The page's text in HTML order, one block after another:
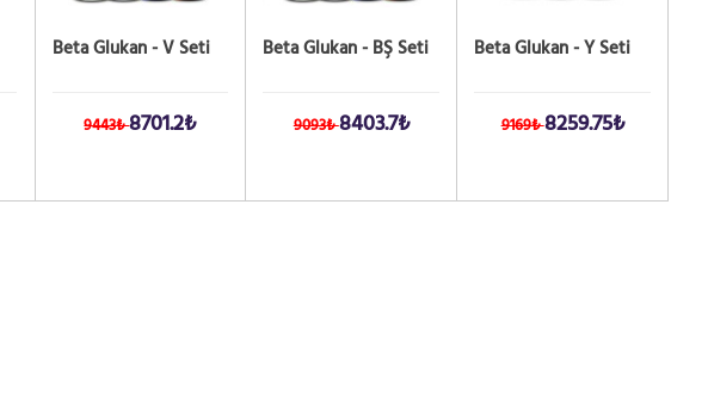
Beta Glukan - V Seti
9443₺8701.2₺
Beta Glukan - BŞ Seti
9093₺8403.7₺
Beta Glukan - Y Seti
9169₺8259.75₺